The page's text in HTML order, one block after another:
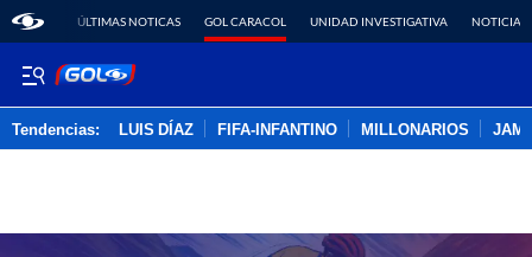
ÚLTIMAS NOTICAS GOL CARACOL UNIDAD INVESTIGATIVA NOTICIAS
Tendencias: LUIS DÍAZ FIFA-INFANTINO MILLONARIOS